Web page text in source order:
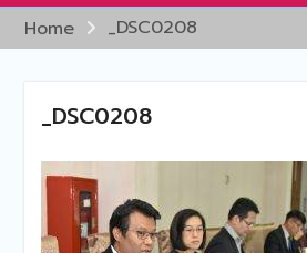
ศาสตร์แห่งประเทศ
ที่ 2/2565
Home _DSC0208
_DSC0208